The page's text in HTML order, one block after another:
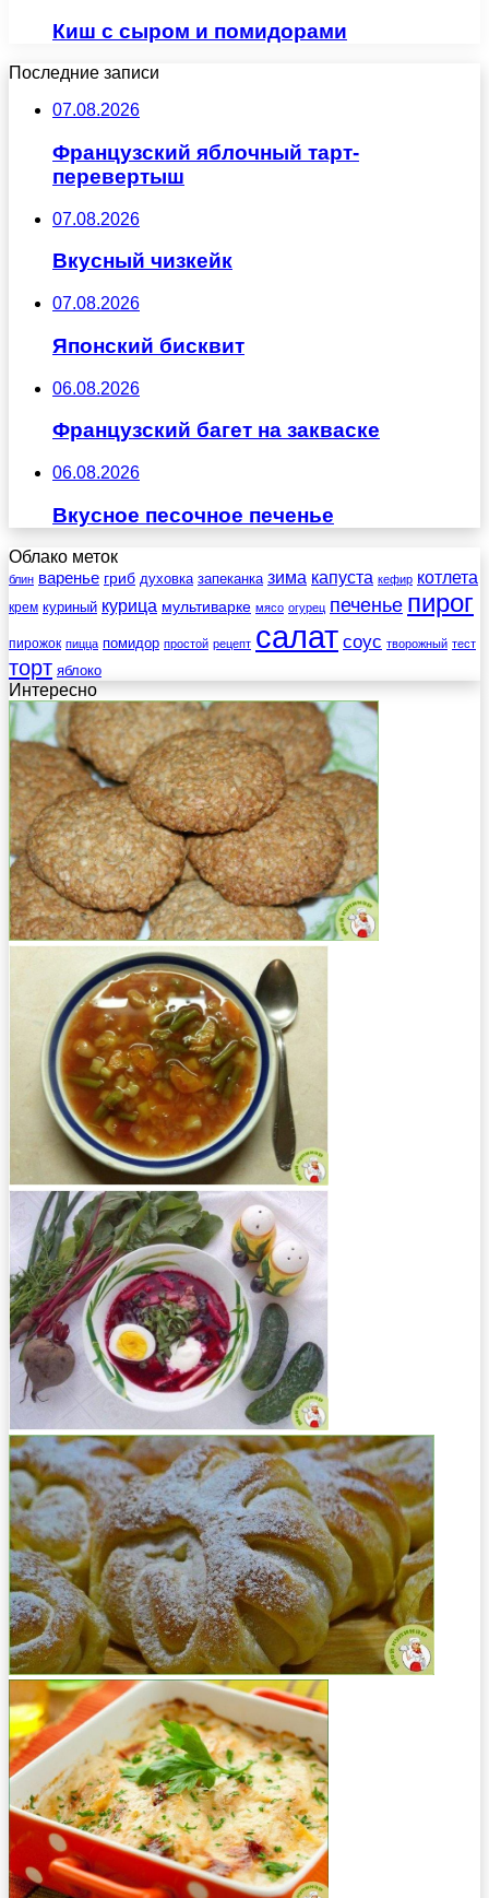
Киш с сыром и помидорами
Последние записи
07.08.2026
Французский яблочный тарт-
перевертыш
07.08.2026
Вкусный чизкейк
07.08.2026
Японский бисквит
06.08.2026
Французский багет на закваске
06.08.2026
Вкусное песочное печенье
Облако меток
блин варенье гриб духовка запеканка зима капуста кефир котлета
крем куриный курица мультиварке мясо огурец печенье пирог
пирожок пицца помидор простой рецепт салат соус творожный тест
торт яблоко
Интересно